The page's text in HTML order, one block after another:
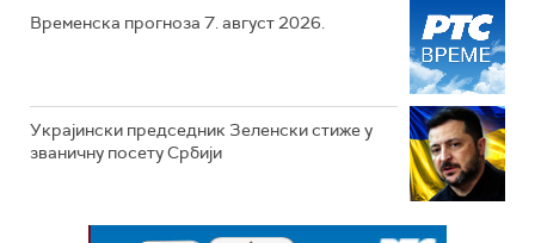
Временска прогноза 7. август 2026.
Украјински председник Зеленски стиже у
званичну посету Србији